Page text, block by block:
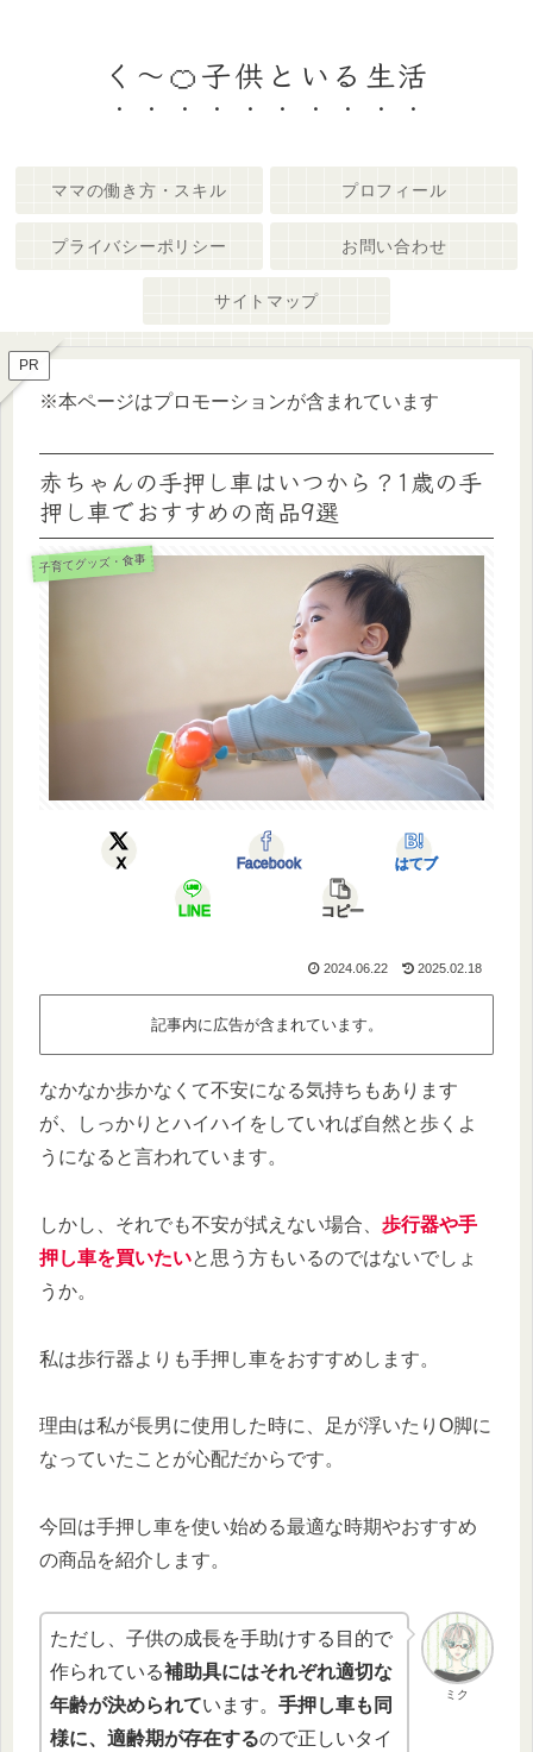
く～🍊子供といる生活
ママの働き方・スキル プロフィール
プライバシーポリシー お問い合わせ
サイトマップ
PR
※本ページはプロモーションが含まれています
赤ちゃんの手押し車はいつから？1歳の手
押し車でおすすめの商品9選
子育てグッズ・食事
X Facebook はてブ
LINE コピー
2024.06.22 2025.02.18
記事内に広告が含まれています。
なかなか歩かなくて不安になる気持ちもあります
が、しっかりとハイハイをしていれば自然と歩くよ
うになると言われています。
しかし、それでも不安が拭えない場合、 歩行器や手
押し車を買いたいと思う方もいるのではないでしょ
うか。
私は歩行器よりも手押し車をおすすめします。
理由は私が長男に使用した時に、足が浮いたりO脚に
なっていたことが心配だからです。
今回は手押し車を使い始める最適な時期やおすすめ
の商品を紹介します。
ミク
ただし、子供の成長を手助けする目的で
作られている補助具にはそれぞれ適切な
年齢が決められています。 手押し車も同
様に、適齢期が存在するので正しいタイ